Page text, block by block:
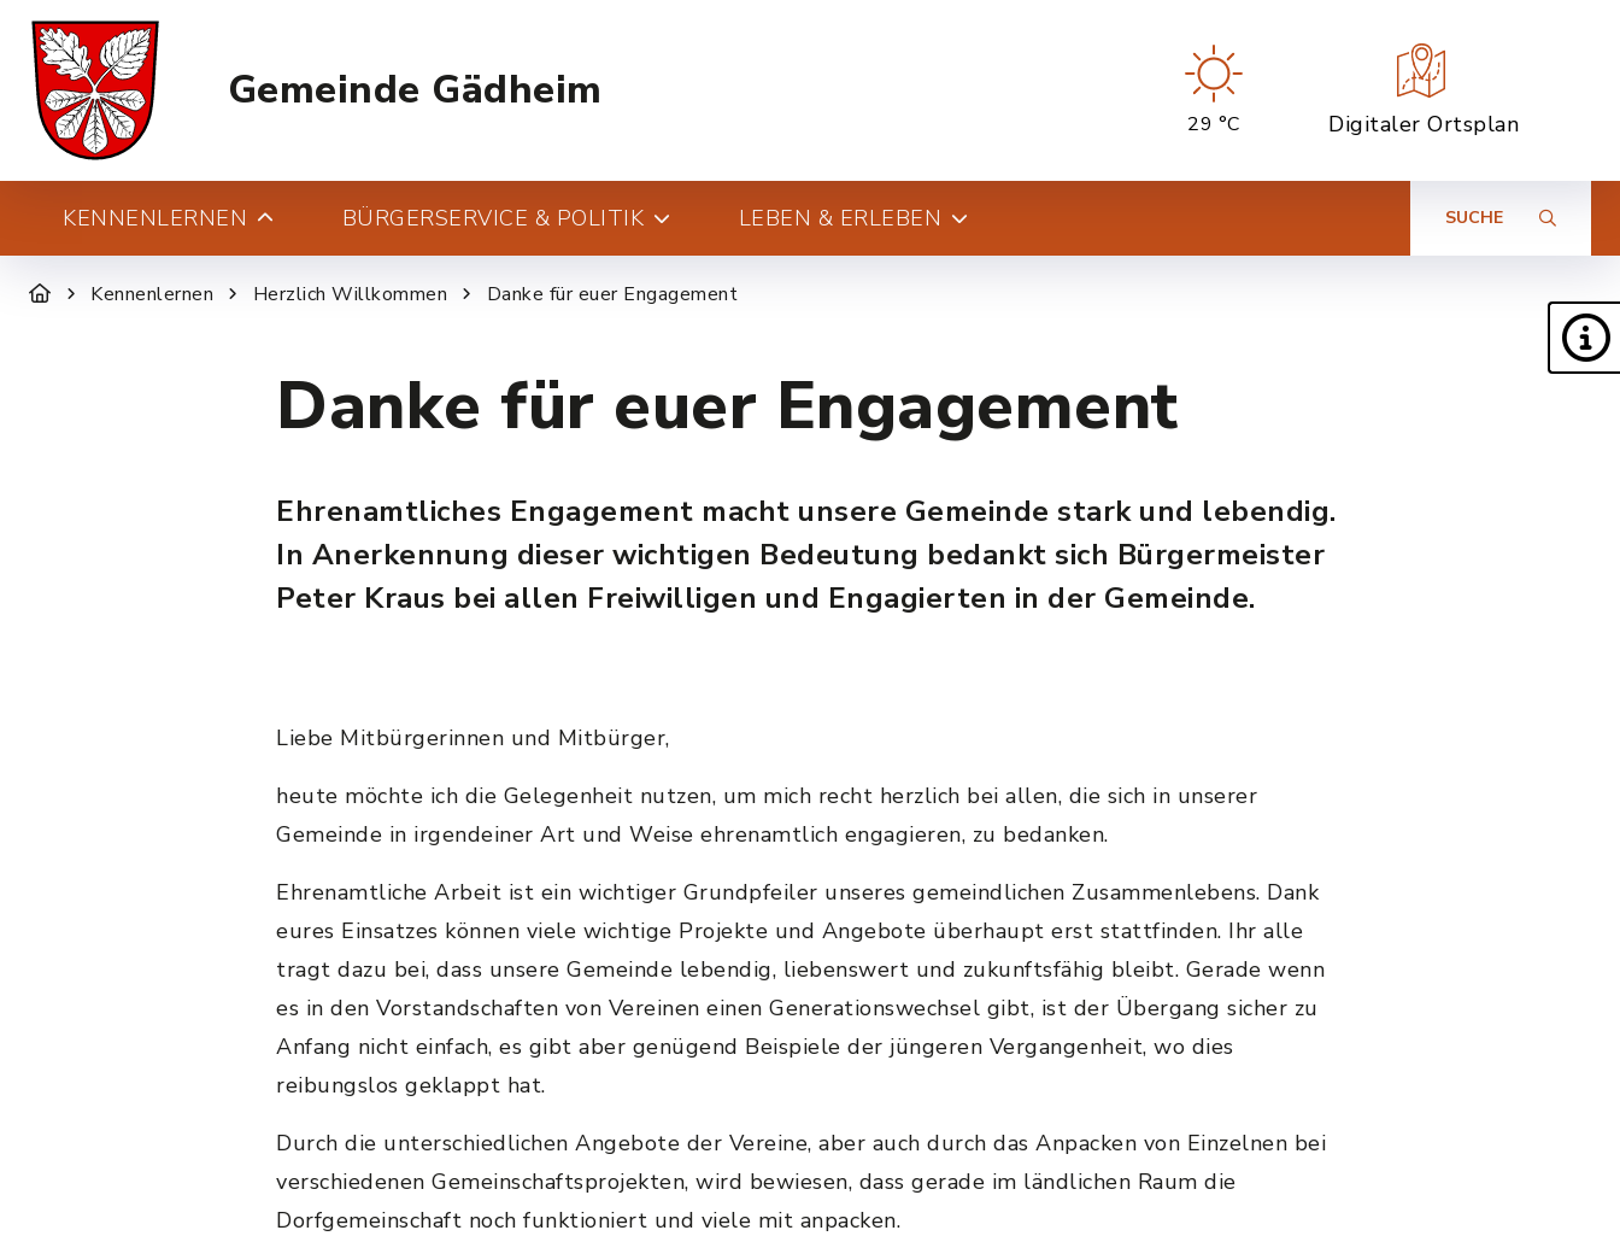
Gemeinde Gädheim
29 °C Digitaler Ortsplan
KENNENLERNEN BÜRGERSERVICE & POLITIK LEBEN & ERLEBEN SUCHE
Kennenlernen Herzlich Willkommen Danke für euer Engagement
Danke für euer Engagement
Ehrenamtliches Engagement macht unsere Gemeinde stark und lebendig.
In Anerkennung dieser wichtigen Bedeutung bedankt sich Bürgermeister
Peter Kraus bei allen Freiwilligen und Engagierten in der Gemeinde.
Liebe Mitbürgerinnen und Mitbürger,
heute möchte ich die Gelegenheit nutzen, um mich recht herzlich bei allen, die sich in unserer
Gemeinde in irgendeiner Art und Weise ehrenamtlich engagieren, zu bedanken.
Ehrenamtliche Arbeit ist ein wichtiger Grundpfeiler unseres gemeindlichen Zusammenlebens. Dank
eures Einsatzes können viele wichtige Projekte und Angebote überhaupt erst stattfinden. Ihr alle
tragt dazu bei, dass unsere Gemeinde lebendig, liebenswert und zukunftsfähig bleibt. Gerade wenn
es in den Vorstandschaften von Vereinen einen Generationswechsel gibt, ist der Übergang sicher zu
Anfang nicht einfach, es gibt aber genügend Beispiele der jüngeren Vergangenheit, wo dies
reibungslos geklappt hat.
Durch die unterschiedlichen Angebote der Vereine, aber auch durch das Anpacken von Einzelnen bei
verschiedenen Gemeinschaftsprojekten, wird bewiesen, dass gerade im ländlichen Raum die
Dorfgemeinschaft noch funktioniert und viele mit anpacken.